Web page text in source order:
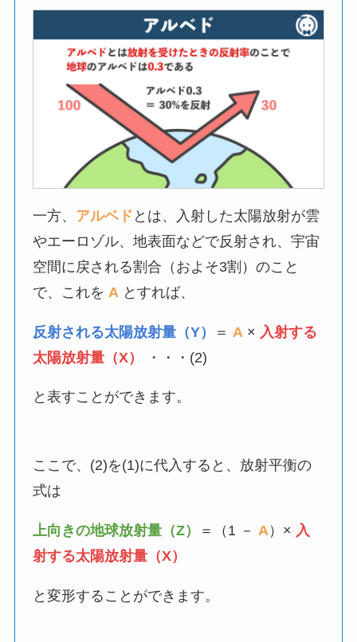
一方、 アルベド とは、入射した太陽放射が雲
やエーロゾル、地表面などで反射され、宇宙
空間に戻される割合（およそ3割）のこと
で、これを A とすれば、
反射される太陽放射量（Y） ＝ A × 入射する
太陽放射量（X）
・・・(2)
と表すことができます。
ここで、(2)を(1)に代入すると、放射平衡の
式は
上向きの地球放射量（Z） ＝（1 －A）× 入
射する太陽放射量（X）
と変形することができます。